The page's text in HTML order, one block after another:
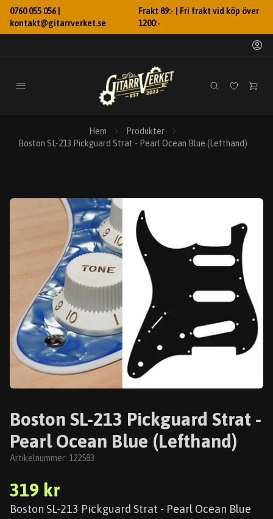
0760 055 056 |
kontakt@gitarrverket.se
Frakt 89:- | Fri frakt vid köp över
1200:-
Hem
Produkter
Boston SL-213 Pickguard Strat - Pearl Ocean Blue (Lefthand)
Boston SL-213 Pickguard Strat -
Pearl Ocean Blue (Lefthand)
Artikelnummer: 122583
319 kr
Boston SL-213 Pickguard Strat - Pearl Ocean Blue